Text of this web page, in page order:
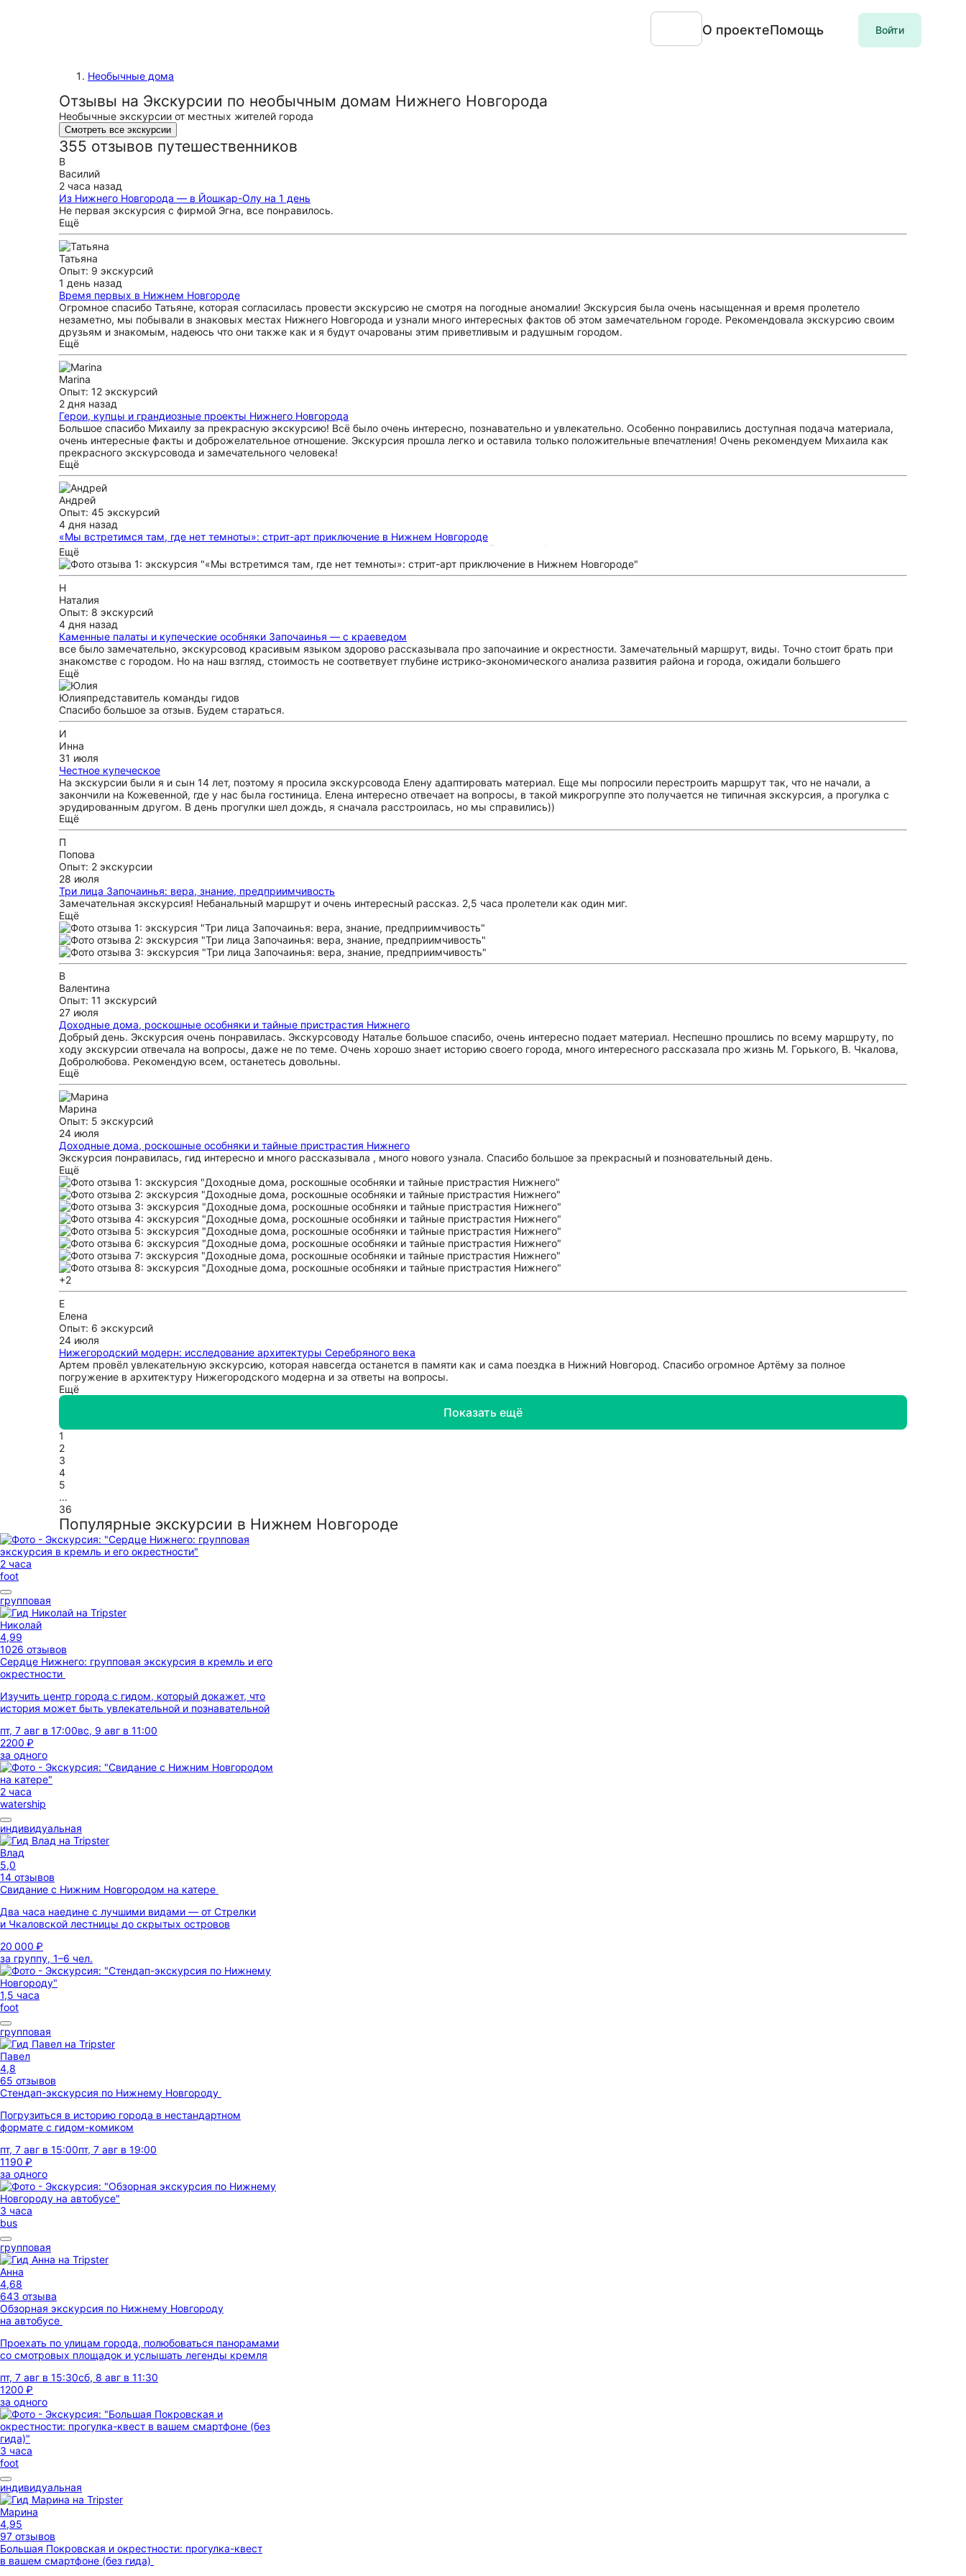
О проектеПомощь Войти
Необычные дома
Отзывы на Экскурсии по необычным домам Нижнего Новгорода
Необычные экскурсии от местных жителей города
Смотреть все экскурсии
355 отзывов путешественников
В
Василий
2 часа назад
Из Нижнего Новгорода — в Йошкар-Олу на 1 день
Не первая экскурсия с фирмой Эгна, все понравилось.
Ещё
Татьяна
Опыт: 9 экскурсий
1 день назад
Время первых в Нижнем Новгороде
Огромное спасибо Татьяне, которая согласилась провести экскурсию не смотря на погодные аномалии! Экскурсия была очень насыщенная и время пролетело
незаметно, мы побывали в знаковых местах Нижнего Новгорода и узнали много интересных фактов об этом замечательном городе. Рекомендовала экскурсию своим
друзьям и знакомым, надеюсь что они также как и я будут очарованы этим приветливым и радушным городом.
Ещё
Marina
Опыт: 12 экскурсий
2 дня назад
Герои, купцы и грандиозные проекты Нижнего Новгорода
Большое спасибо Михаилу за прекрасную экскурсию! Всё было очень интересно, познавательно и увлекательно. Особенно понравились доступная подача материала,
очень интересные факты и доброжелательное отношение. Экскурсия прошла легко и оставила только положительные впечатления! Очень рекомендуем Михаила как
прекрасного экскурсовода и замечательного человека!
Ещё
Андрей
Опыт: 45 экскурсий
4 дня назад
«Мы встретимся там, где нет темноты»: стрит-арт приключение в Нижнем Новгороде
Отличная прогулка для знакомства с нижегородским уличным искусством. Не Кремлём единым!
Ещё
Н
Наталия
Опыт: 8 экскурсий
4 дня назад
Каменные палаты и купеческие особняки Започаинья — с краеведом
все было замечательно, экскурсовод красивым языком здорово рассказывала про започаиние и окрестности. Замечательный маршрут, виды. Точно стоит брать при
знакомстве с городом. Но на наш взгляд, стоимость не соответвует глубине истрико-экономического анализа развития района и города, ожидали большего
Ещё
Юлияпредставитель команды гидов
Спасибо большое за отзыв. Будем стараться.
И
Инна
31 июля
Честное купеческое
На экскурсии были я и сын 14 лет, поэтому я просила экскурсовода Елену адаптировать материал. Еще мы попросили перестроить маршрут так, что не начали, а
закончили на Кожевенной, где у нас была гостиница. Елена интересно отвечает на вопросы, в такой микрогруппе это получается не типичная экскурсия, а прогулка с
эрудированным другом. В день прогулки шел дождь, я сначала расстроилась, но мы справились))
Ещё
П
Попова
Опыт: 2 экскурсии
28 июля
Три лица Започаинья: вера, знание, предприимчивость
Замечательная экскурсия! Небанальный маршрут и очень интересный рассказ. 2,5 часа пролетели как один миг.
Ещё
В
Валентина
Опыт: 11 экскурсий
27 июля
Доходные дома, роскошные особняки и тайные пристрастия Нижнего
Добрый день. Экскурсия очень понравилась. Экскурсоводу Наталье большое спасибо, очень интересно подает материал. Неспешно прошлись по всему маршруту, по
ходу экскурсии отвечала на вопросы, даже не по теме. Очень хорошо знает историю своего города, много интересного рассказала про жизнь М. Горького, В. Чкалова,
Добролюбова. Рекомендую всем, останетесь довольны.
Ещё
Марина
Опыт: 5 экскурсий
24 июля
Доходные дома, роскошные особняки и тайные пристрастия Нижнего
Экскурсия понравилась, гид интересно и много рассказывала , много нового узнала. Спасибо большое за прекрасный и позновательный день.
Ещё
+2
Е
Елена
Опыт: 6 экскурсий
24 июля
Нижегородский модерн: исследование архитектуры Серебряного века
Артем провёл увлекательную экскурсию, которая навсегда останется в памяти как и сама поездка в Нижний Новгород. Спасибо огромное Артёму за полное
погружение в архитектуру Нижегородского модерна и за ответы на вопросы.
Ещё
Показать ещё
1
2
3
4
5
...
36
Популярные экскурсии в Нижнем Новгороде
2 часа
foot
групповая
Николай
4,99
1026 отзывов
Сердце Нижнего: групповая экскурсия в кремль и его
окрестности
Изучить центр города с гидом, который докажет, что
история может быть увлекательной и познавательной
пт, 7 авг в 17:00вс, 9 авг в 11:00
2200 ₽
за одного
2 часа
watership
индивидуальная
Влад
5,0
14 отзывов
Свидание с Нижним Новгородом на катере
Два часа наедине с лучшими видами — от Стрелки
и Чкаловской лестницы до скрытых островов
20 000 ₽
за группу, 1–6 чел.
1,5 часа
foot
групповая
Павел
4,8
65 отзывов
Стендап-экскурсия по Нижнему Новгороду
Погрузиться в историю города в нестандартном
формате с гидом-комиком
пт, 7 авг в 15:00пт, 7 авг в 19:00
1190 ₽
за одного
3 часа
bus
групповая
Анна
4,68
643 отзыва
Обзорная экскурсия по Нижнему Новгороду
на автобусе
Проехать по улицам города, полюбоваться панорамами
со смотровых площадок и услышать легенды кремля
пт, 7 авг в 15:30сб, 8 авг в 11:30
1200 ₽
за одного
3 часа
foot
индивидуальная
Марина
4,95
97 отзывов
Большая Покровская и окрестности: прогулка-квест
в вашем смартфоне (без гида)